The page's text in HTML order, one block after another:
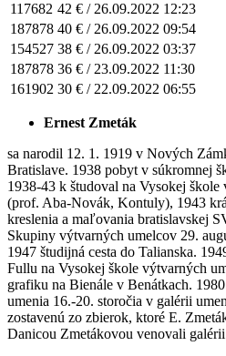
117682 42 € / 26.09.2022 12:23
187878 40 € / 26.09.2022 09:54
154527 38 € / 26.09.2022 03:37
187878 36 € / 23.09.2022 11:30
161902 30 € / 22.09.2022 06:55
Ernest Zmeták
sa narodil 12. 1. 1919 v Nových
Bratislave. 1938 pobyt v súkromnej
1938-43 k študoval na Vysokej
(prof. Aba-Novák, Kontuly), 1943
kreslenia a maľovania bratislavskej
Skupiny výtvarných umelcov 29.
1947 študijná cesta do Talianska.
Fullu na Vysokej škole výtvarných
grafiku na Bienále v Benátkach.
umenia 16.-20. storočia v galérii
zostavenú zo zbierok, ktoré E.
Danicou Zmetákovou venovali